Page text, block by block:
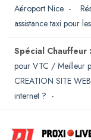
Aéroport Nice -
assistance taxi pour
Spécial Chauffeur :
pour VTC / Meilleur
CREATION SITE
internet ? -